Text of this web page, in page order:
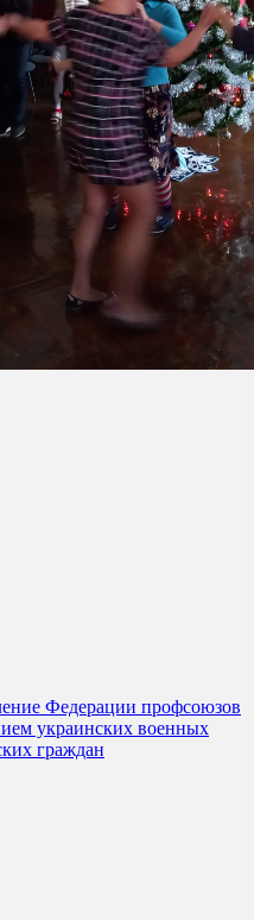
Федерации профсоюзов
украинских военных
граждан